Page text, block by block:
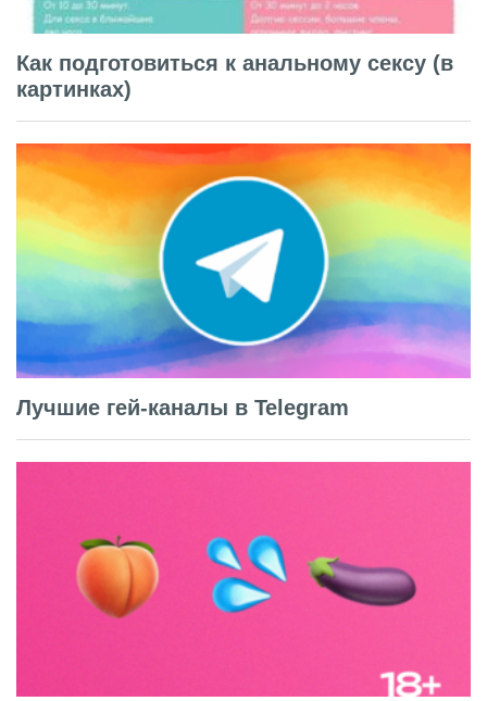
Как подготовиться к анальному сексу (в
картинках)
Лучшие гей-каналы в Telegram